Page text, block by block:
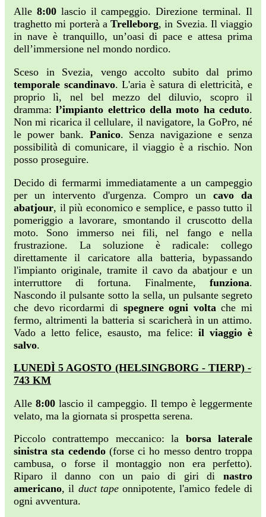
Alle 8:00lascio il campeggio. Direzione terminal. Il
traghetto mi porterà a Trelleborg, in Svezia. Il viaggio
in nave è tranquillo, un’oasi di pace e attesa prima
dell’immersione nel mondo nordico.
Sceso in Svezia, vengo accolto subito dal primo
temporale scandinavo. L'aria è satura di elettricità, e
proprio lì, nel bel mezzo del diluvio, scopro il
dramma:l’impianto elettrico della moto ha ceduto.
Non mi ricarica il cellulare, il navigatore, la GoPro, né
le power bank. Panico. Senza navigazione e senza
possibilità di comunicare, il viaggio è a rischio. Non
posso proseguire.
Decido di fermarmi immediatamente a un campeggio
per un intervento d'urgenza. Compro uncavo da
abatjour, il più economico e semplice, e passo tutto il
pomeriggio a lavorare, smontando il cruscotto della
moto. Sono immerso nei fili, nel fango e nella
frustrazione. La soluzione è radicale: collego
direttamente il caricatore alla batteria, bypassando
l'impianto originale, tramite il cavo da abatjour e un
interruttore di fortuna. Finalmente, funziona.
Nascondo il pulsante sotto la sella, un pulsante segreto
che devo ricordarmi di spegnere ogni volta che mi
fermo, altrimenti la batteria si scaricherà in un attimo.
Vado a letto felice, esausto, ma felice: il viaggio è
salvo.
LUNEDÌ 5 AGOSTO (HELSINGBORG - TIERP) -
743 KM
Alle8:00 lascio il campeggio. Il tempo è leggermente
velato, ma la giornata si prospetta serena.
Piccolo contrattempo meccanico: la borsa laterale
sinistra sta cedendo(forse ci ho messo dentro troppa
cambusa, o forse il montaggio non era perfetto).
Riparo il danno con un paio di giri di nastro
americano, il duct tapeonnipotente, l'amico fedele di
ogni avventura.